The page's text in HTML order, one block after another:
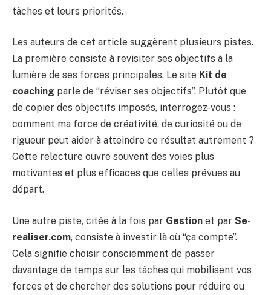
tâches et leurs priorités.
Les auteurs de cet article suggèrent plusieurs pistes.
La première consiste à revisiter ses objectifs à la
lumière de ses forces principales. Le site Kit de
coaching parle de “réviser ses objectifs”. Plutôt que
de copier des objectifs imposés, interrogez-vous :
comment ma force de créativité, de curiosité ou de
rigueur peut aider à atteindre ce résultat autrement ?
Cette relecture ouvre souvent des voies plus
motivantes et plus efficaces que celles prévues au
départ.
Une autre piste, citée à la fois par Gestion et par Se-
realiser.com, consiste à investir là où “ça compte”.
Cela signifie choisir consciemment de passer
davantage de temps sur les tâches qui mobilisent vos
forces et de chercher des solutions pour réduire ou